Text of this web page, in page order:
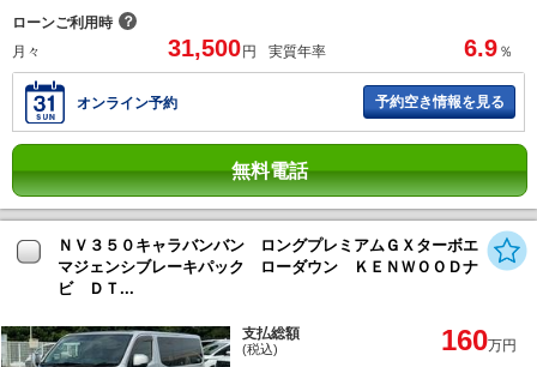
ローンご利用時 ？
月々
31,500円 実質年率 6.9 ％
オンライン予約 予約空き情報を見る
無料電話
ＮＶ３５０キャラバンバン ロングプレミアムＧＸターボエ
マジェンシブレーキパック ローダウン ＫＥＮＷＯＯＤナ
ビ ＤＴ...
支払総額
(税込) 160万円